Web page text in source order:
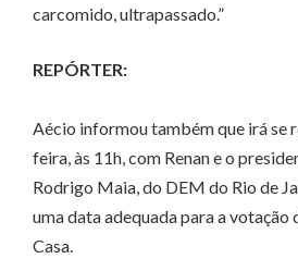
carcomido, ultrapassado.”
REPÓRTER:
Aécio informou também que irá se
feira, às 11h, com Renan e o
Rodrigo Maia, do DEM do Rio de
uma data adequada para a
Casa.